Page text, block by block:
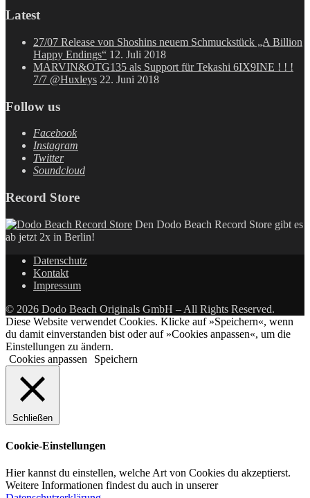
Latest
27/07 Release von Shoshins neuem Schmuckstück „A Billion
Happy Endings“ 12. Juli 2018
MARVIN&OTG135 als Support für Tekashi 6IX9INE ! ! !
7/7 @Huxleys 22. Juni 2018
Follow us
Facebook
Instagram
Twitter
Soundcloud
Record Store
Den Dodo Beach Record Store gibt es
ab jetzt 2x in Berlin!
Datenschutz
Kontakt
Impressum
© 2026 Dodo Beach Originals GmbH – All Rights Reserved.
Diese Website verwendet Cookies. Klicke auf »Speichern«, wenn
du damit einverstanden bist oder auf »Cookies anpassen«, um die
Einstellungen zu ändern.
Cookies anpassen
Speichern
Schließen
Cookie-Einstellungen
Hier kannst du einstellen, welche Art von Cookies du akzeptierst.
Weitere Informationen findest du auch in unserer